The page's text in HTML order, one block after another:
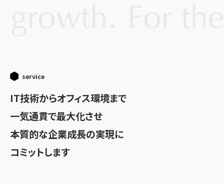
service
IT技術からオフィス環境まで
一気通貫で最大化させ
本質的な企業成長の実現に
コミットします